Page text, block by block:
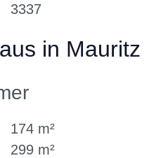
3337
in Mauritz
174 m²
299 m²